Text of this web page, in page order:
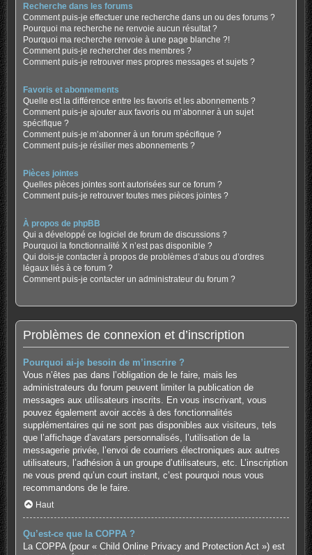
Recherche dans les forums
Comment puis-je effectuer une recherche dans un ou des forums ?
Pourquoi ma recherche ne renvoie aucun résultat ?
Pourquoi ma recherche renvoie à une page blanche ?!
Comment puis-je rechercher des membres ?
Comment puis-je retrouver mes propres messages et sujets ?
Favoris et abonnements
Quelle est la différence entre les favoris et les abonnements ?
Comment puis-je ajouter aux favoris ou m’abonner à un sujet
spécifique ?
Comment puis-je m’abonner à un forum spécifique ?
Comment puis-je résilier mes abonnements ?
Pièces jointes
Quelles pièces jointes sont autorisées sur ce forum ?
Comment puis-je retrouver toutes mes pièces jointes ?
À propos de phpBB
Qui a développé ce logiciel de forum de discussions ?
Pourquoi la fonctionnalité X n’est pas disponible ?
Qui dois-je contacter à propos de problèmes d’abus ou d’ordres
légaux liés à ce forum ?
Comment puis-je contacter un administrateur du forum ?
Problèmes de connexion et d’inscription
Pourquoi ai-je besoin de m’inscrire ?
Vous n’êtes pas dans l’obligation de le faire, mais les
administrateurs du forum peuvent limiter la publication de
messages aux utilisateurs inscrits. En vous inscrivant, vous
pouvez également avoir accès à des fonctionnalités
supplémentaires qui ne sont pas disponibles aux visiteurs, tels
que l’affichage d’avatars personnalisés, l’utilisation de la
messagerie privée, l’envoi de courriers électroniques aux autres
utilisateurs, l’adhésion à un groupe d’utilisateurs, etc. L’inscription
ne vous prend qu’un court instant, c’est pourquoi nous vous
recommandons de le faire.
Haut
Qu’est-ce que la COPPA ?
La COPPA (pour « Child Online Privacy and Protection Act ») est